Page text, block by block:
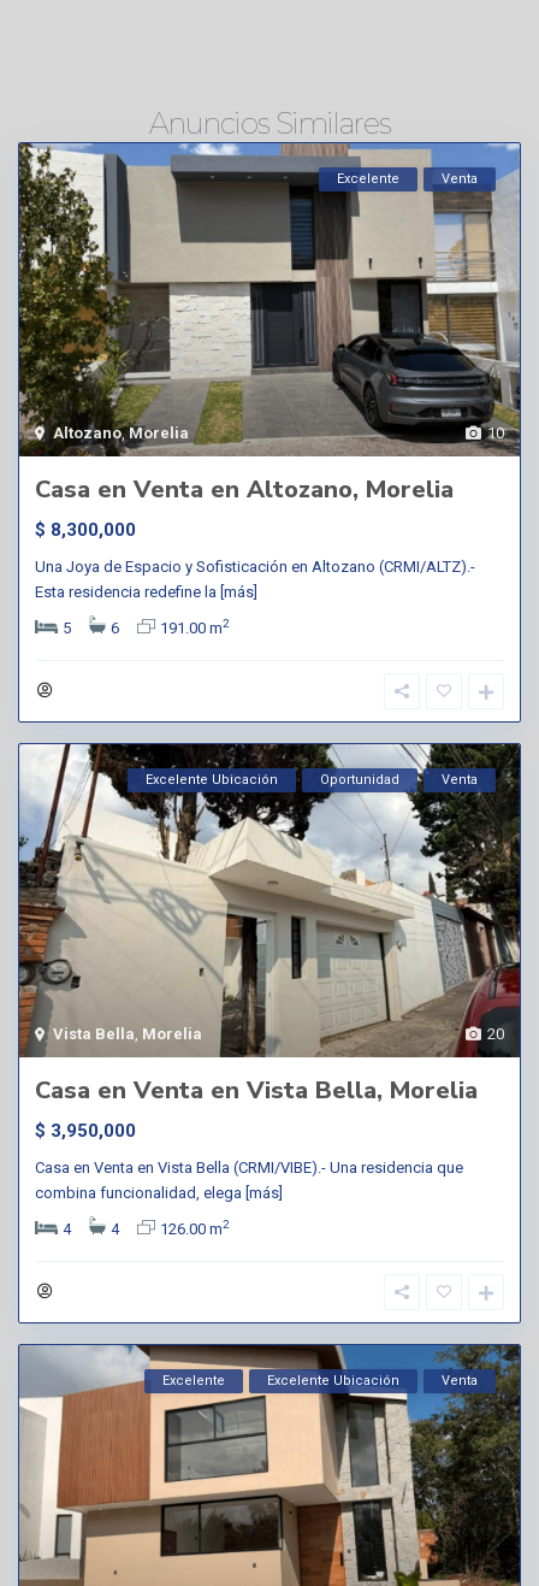
Anuncios Similares
10
Altozano,Morelia
Excelente Venta
Casa en Venta en Altozano, Morelia
$ 8,300,000
Una Joya de Espacio y Sofisticación en Altozano (CRMI/ALTZ).-
Esta residencia redefine la [más]
5
6 191.00 m2
20
Vista Bella Morelia
Excelente Ubicación Oportunidad Venta
Casa en Venta en Vista Bella, Morelia
$ 3,950,000
Casa en Venta en Vista Bella (CRMI/VIBE).- Una residencia que
combina funcionalidad, elega [más]
4
4 126.00 m2
Excelente Excelente Ubicación Venta